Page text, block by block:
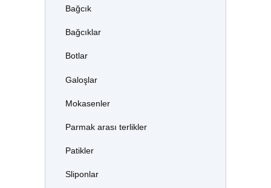
Bağcık
Bağcıklar
Botlar
Galoşlar
Mokasenler
Parmak arası terlikler
Patikler
Sliponlar